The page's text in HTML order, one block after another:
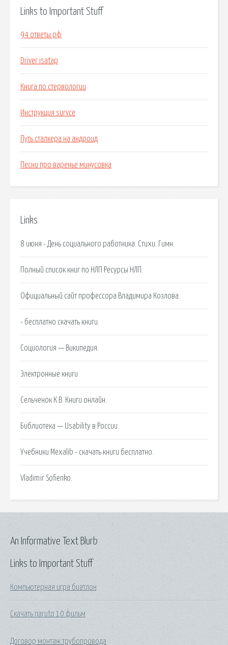
Links to Important Stuff
94 ответы рф
Driver isatap
Книга по стервологии
Инструкция survce
Путь сталкера на андроид
Песни про варенье минусовка
Links
8 июня - День социального работника. Стихи. Гимн.
Полный список книг по НЛП Ресурсы НЛП.
Официальный сайт профессора Владимира Козлова.
- бесплатно скачать книги.
Социология — Википедия.
Электронные книги
Сельченок К.В. Книги онлайн.
Библиотека — Usability в России.
Учебники Mexalib - скачать книги бесплатно.
Vladimir Sofienko.
Links to Important Stuff
Компьютерная игра биатлон
Скачать naruto 10 фильм
Договор монтаж трубопровода
An Informative Text Blurb